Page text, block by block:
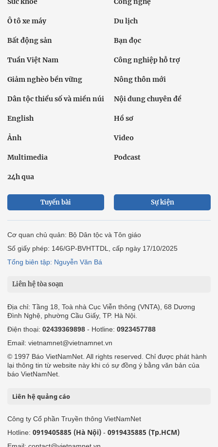
Ô tô xe máy Du lịch
Bất động sản Bạn đọc
Tuần Việt Nam Công nghiệp hỗ trợ
Giảm nghèo bền vững Nông thôn mới
Dân tộc thiểu số và miền núi Nội dung chuyên đề
English Hồ sơ
Ảnh Video
Multimedia Podcast
24h qua
Tuyến bài Sự kiện
Cơ quan chủ quản: Bộ Dân tộc và Tôn giáo
Số giấy phép: 146/GP-BVHTTDL, cấp ngày 17/10/2025
Tổng biên tập: Nguyễn Văn Bá
Liên hệ tòa soạn
Địa chỉ: Tầng 18, Toà nhà Cục Viễn thông (VNTA), 68 Dương
Đình Nghệ, phường Cầu Giấy, TP. Hà Nội.
Điện thoại: 02439369898 - Hotline: 0923457788
Email: vietnamnet@vietnamnet.vn
© 1997 Báo VietNamNet. All rights reserved. Chỉ được phát hành
lại thông tin từ website này khi có sự đồng ý bằng văn bản của
báo VietNamNet.
Liên hệ quảng cáo
Công ty Cổ phần Truyền thông VietNamNet
Hotline: 0919405885 (Hà Nội) - 0919435885 (Tp.HCM)